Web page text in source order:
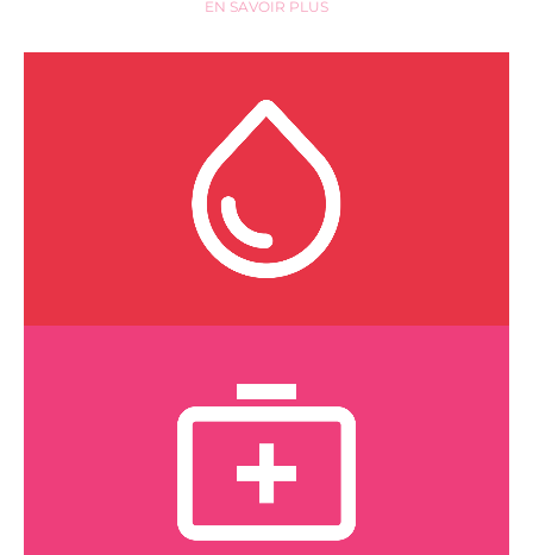
EN SAVOIR PLUS
Prélèvements
Voyez la liste des services offerts.
CLIQUEZ ICI
Soins | Traitements
Voyez la liste des services offerts.